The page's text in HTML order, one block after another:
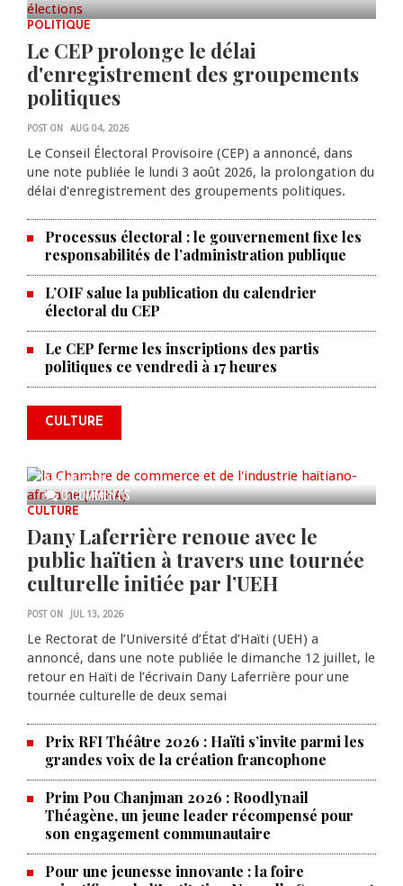
POLITIQUE
Le CEP prolonge le délai
d'enregistrement des groupements
politiques
POST ON AUG 04, 2026
Le Conseil Électoral Provisoire (CEP) a annoncé, dans
une note publiée le lundi 3 août 2026, la prolongation du
délai d'enregistrement des groupements politiques.
Processus électoral : le gouvernement fixe les
responsabilités de l’administration publique
L’OIF salue la publication du calendrier
électoral du CEP
Le CEP ferme les inscriptions des partis
politiques ce vendredi à 17 heures
CULTURE
0 COMMENTS
La Chambre de commerce et de
l'industrie haïtiano-africaine
annonce des activités pour
commémorer le 235e
anniversaire de la cérémonie du
AUG 05, 2026
CULTURE
Dany Laferrière renoue avec le
public haïtien à travers une tournée
culturelle initiée par l’UEH
POST ON JUL 13, 2026
Le Rectorat de l’Université d’État d’Haïti (UEH) a
annoncé, dans une note publiée le dimanche 12 juillet, le
retour en Haïti de l’écrivain Dany Laferrière pour une
tournée culturelle de deux semai
Prix RFI Théâtre 2026 : Haïti s’invite parmi les
grandes voix de la création francophone
Prim Pou Chanjman 2026 : Roodlynail
Théagène, un jeune leader récompensé pour
son engagement communautaire
Pour une jeunesse innovante : la foire